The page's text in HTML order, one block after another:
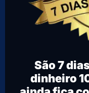
São 7
dinheiro